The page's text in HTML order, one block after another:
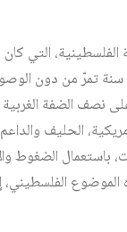
الفلسطينية، التي
تمرّ من دون
نصف الضفة الغربية
الحليف
الضغوط